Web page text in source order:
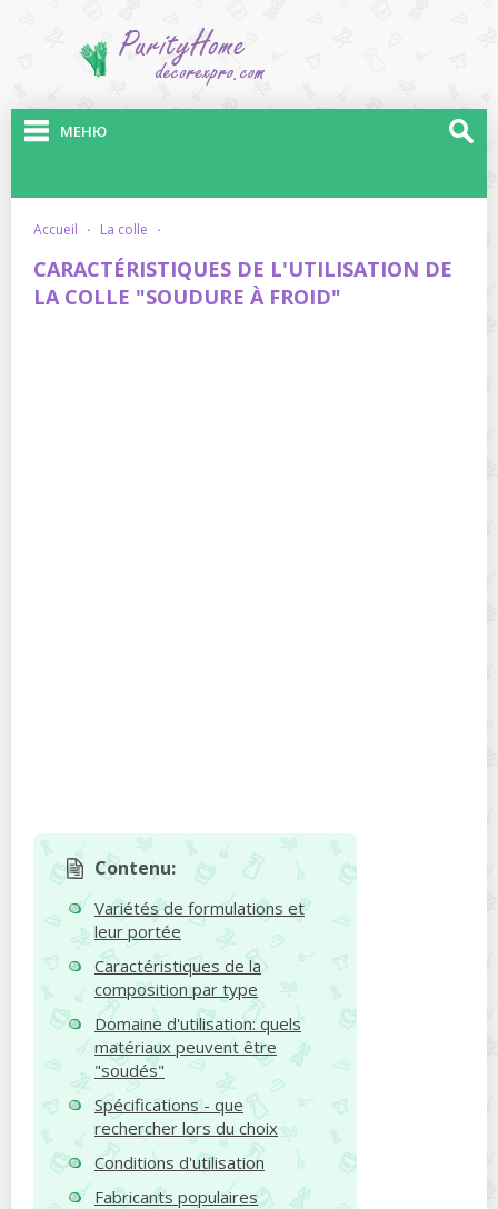
МЕНЮ
accueil · la colle ·
CARACTÉRISTIQUES DE L'UTILISATION DE
LA COLLE "SOUDURE À FROID"
Contenu:
Variétés de formulations et
leur portée
Caractéristiques de la
composition par type
Domaine d'utilisation: quels
matériaux peuvent être
"soudés"
Spécifications - que
rechercher lors du choix
Conditions d'utilisation
Fabricants populaires